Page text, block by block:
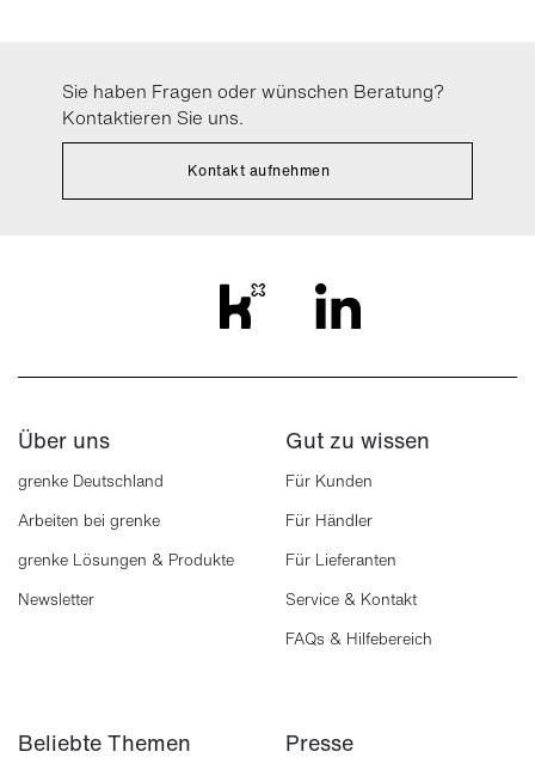
Sie haben Fragen oder wünschen Beratung?
Kontaktieren Sie uns.
Kontakt aufnehmen
Über uns
grenke Deutschland
Arbeiten bei grenke
grenke Lösungen & Produkte
Newsletter
Gut zu wissen
Für Kunden
Für Händler
Für Lieferanten
Service & Kontakt
FAQs & Hilfebereich
Beliebte Themen Presse